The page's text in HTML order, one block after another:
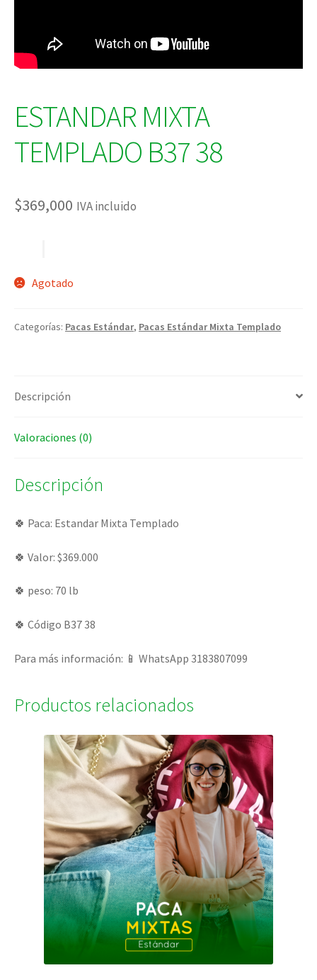
ESTANDAR MIXTA
TEMPLADO B37 38
$369,000 IVA incluido
Agotado
Categorías: Pacas Estándar, Pacas Estándar Mixta Templado
Descripción
Valoraciones (0)
Descripción
🍀 Paca: Estandar Mixta Templado
🍀 Valor: $369.000
🍀 peso: 70 lb
🍀 Código B37 38
Para más información: 📱 WhatsApp 3183807099
Productos relacionados